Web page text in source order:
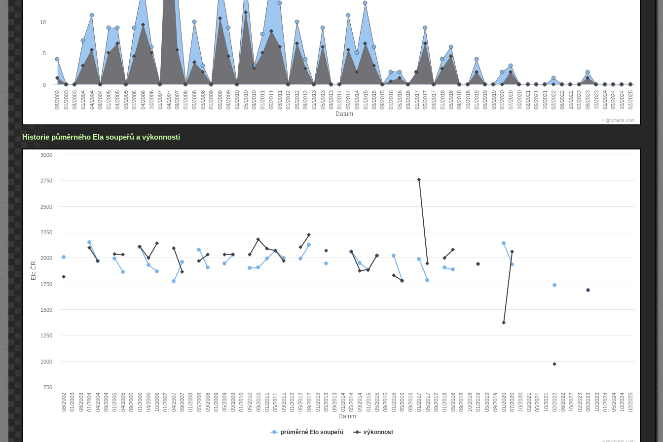
Datum
08/2002 01/2003 08/2003 01/2004 04/2004 09/2004 01/2005 04/2005 09/2005 01/2006 04/2006 10/2006 01/2007 04/2007 09/2007 01/2008 05/2008 09/2008 01/2009 05/2009 09/2009 01/2010 05/2010 09/2010 01/2011 05/2011 09/2011 01/2012 05/2012 09/2012 01/2013 05/2013 09/2013 01/2014 05/2014 09/2014 01/2015 05/2015 09/2015 01/2016 05/2016 09/2016 01/2017 05/2017 09/2017 01/2018 05/2018 09/2018 10/2018 01/2019 05/2019 09/2019 01/2020 07/2020 10/2020 02/2021 06/2021 10/2021 02/2022 06/2022 10/2022 02/2023 06/2023 10/2023 01/2024 05/2024 10/2024 02/2025
0
5
10
Highcharts.com
Historie půměrného Ela soupeřů a výkonnosti
Datum
Elo ČR
průměrné Elo soupeřů výkonnost
08/2002 01/2003 08/2003 01/2004 04/2004 09/2004 01/2005 04/2005 09/2005 01/2006 04/2006 10/2006 01/2007 04/2007 09/2007 01/2008 05/2008 09/2008 01/2009 05/2009 09/2009 01/2010 05/2010 09/2010 01/2011 05/2011 09/2011 01/2012 05/2012 09/2012 01/2013 05/2013 09/2013 01/2014 05/2014 09/2014 01/2015 05/2015 09/2015 01/2016 05/2016 09/2016 01/2017 05/2017 09/2017 01/2018 05/2018 09/2018 10/2018 01/2019 05/2019 09/2019 01/2020 07/2020 10/2020 02/2021 06/2021 10/2021 02/2022 06/2022 10/2022 02/2023 06/2023 10/2023 01/2024 05/2024 10/2024 02/2025
750
1000
1250
1500
1750
2000
2250
2500
2750
3000